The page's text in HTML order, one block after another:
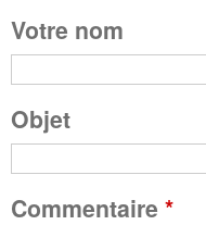
a
g
e
s
Votre nom
Objet
Commentaire *